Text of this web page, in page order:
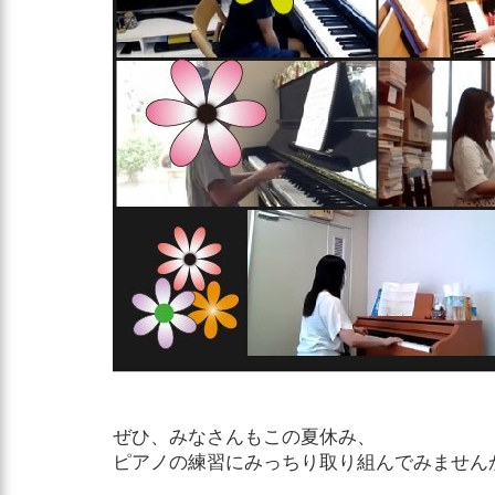
ぜひ、みなさんもこの夏休み、
ピアノの練習にみっちり取り組んでみません